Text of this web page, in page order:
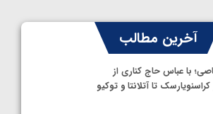
آخرین مطالب
با عباس حاج کناری از
کراسنویارسک تا آتلانتا و توکیو